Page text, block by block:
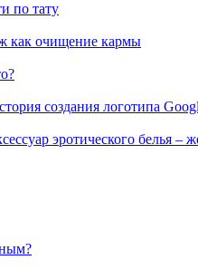
по тату
как очищение кармы
создания логотипа
эротического белья –